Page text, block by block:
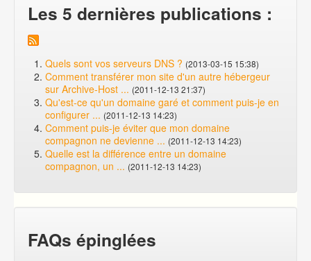
Les 5 dernières publications :
Quels sont vos serveurs DNS ? (2013-03-15 15:38)
Comment transférer mon site d'un autre hébergeur
sur Archive-Host ... (2011-12-13 21:37)
Qu'est-ce qu'un domaine garé et comment puis-je en
configurer ... (2011-12-13 14:23)
Comment puis-je éviter que mon domaine
compagnon ne devienne ... (2011-12-13 14:23)
Quelle est la différence entre un domaine
compagnon, un ... (2011-12-13 14:23)
FAQs épinglées